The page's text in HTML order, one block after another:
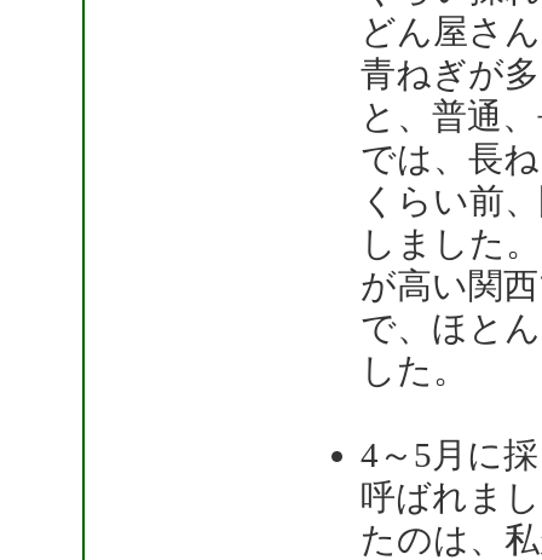
どん屋さ
青ねぎが
と、普通
では、長
くらい前
しました
が高い関
で、ほと
した。
4～5月に
呼ばれま
たのは、